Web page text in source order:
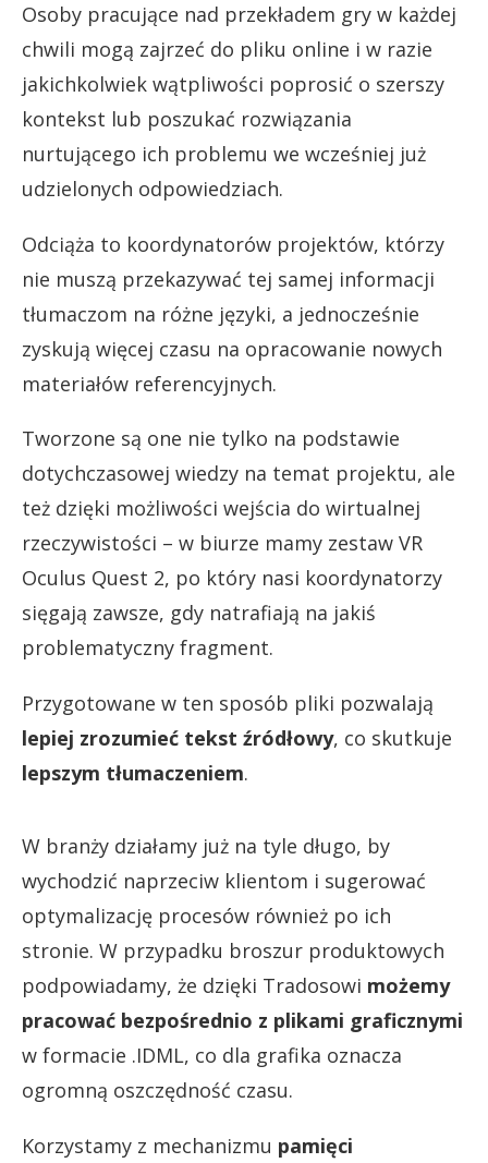
Osoby pracujące nad przekładem gry w każdej
chwili mogą zajrzeć do pliku online i w razie
jakichkolwiek wątpliwości poprosić o szerszy
kontekst lub poszukać rozwiązania
nurtującego ich problemu we wcześniej już
udzielonych odpowiedziach.
Odciąża to koordynatorów projektów, którzy
nie muszą przekazywać tej samej informacji
tłumaczom na różne języki, a jednocześnie
zyskują więcej czasu na opracowanie nowych
materiałów referencyjnych.
Tworzone są one nie tylko na podstawie
dotychczasowej wiedzy na temat projektu, ale
też dzięki możliwości wejścia do wirtualnej
rzeczywistości – w biurze mamy zestaw VR
Oculus Quest 2, po który nasi koordynatorzy
sięgają zawsze, gdy natrafiają na jakiś
problematyczny fragment.
Przygotowane w ten sposób pliki pozwalają
lepiej zrozumieć tekst źródłowy, co skutkuje
lepszym tłumaczeniem.
W branży działamy już na tyle długo, by
wychodzić naprzeciw klientom i sugerować
optymalizację procesów również po ich
stronie. W przypadku broszur produktowych
podpowiadamy, że dzięki Tradosowi możemy
pracować bezpośrednio z plikami graficznymi
w formacie .IDML, co dla grafika oznacza
ogromną oszczędność czasu.
Korzystamy z mechanizmu pamięci